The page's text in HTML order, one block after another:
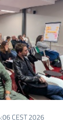
CEST 2026